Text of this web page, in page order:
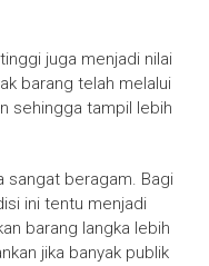
juga menjadi nilai
barang telah melalui
sehingga tampil lebih
sangat beragam. Bagi
ini tentu menjadi
barang langka lebih
jika banyak publik